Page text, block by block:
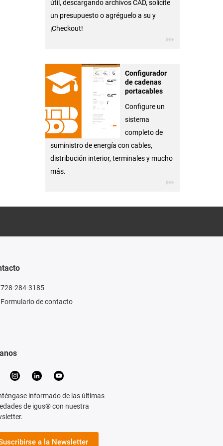
útil, descargando archivos CAD, solicite
un presupuesto o agréguelo a su y
¡Checkout!
Configurador
de cadenas
portacables
Configure un
sistema
completo de
suministro de energía con cables,
distribución interior, terminales y mucho
más.
728-284-3185
Formulario de contacto
informado de las últimas
de igus® con nuestra
a la Newsletter